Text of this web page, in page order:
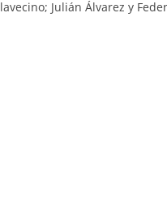
Julián Álvarez y